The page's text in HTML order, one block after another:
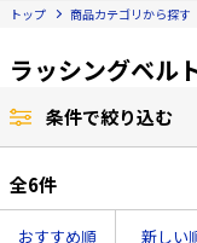
アンテナ・取付金
配線補助具（モー
プ類 他）
防犯工事関連
光工
エア
防犯
LAN
トップ 商品カテゴリから探す
ラッシングベル
条件で絞り込む
全6件
おすすめ順 新しい